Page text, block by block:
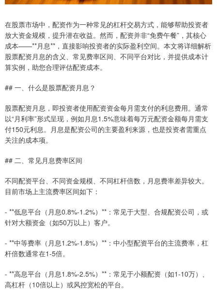
在股票市场中，配资作为一种常见的杠杆交易方式，能够帮助投资者
放大资金规模，提升潜在收益。然而，配资并非“免费午餐”，其核心
成本——**月息**，直接影响投资者的实际盈利空间。本文将详细解析
股票配资月息的含义、常见费率区间、不同平台对比，并提供成本计
算实例，助您合理评估配资成本。
## 一、什么是股票配资月息？
股票配资月息，即投资者使用配资资金每月需支付的利息费用。通常
以“月利率”形式呈现，例如月息1.5%意味着每万元配资金额每月需支
付150元利息。月息是配资公司的主要盈利来源，也是投资者需重点
关注的成本项。
## 二、常见月息费率区间
不同配资平台、不同资金规模、不同杠杆倍数，月息费率差异较大。
目前市场上主流费率区间如下：
- **低息平台（月息0.8%-1.2%）**：常见于大型、合规配资公司，或
针对大额资金（如50万以上）客户。
- **中等费率（月息1.2%-1.8%）**：中小型配资平台的主流费率，杠
杆倍数通常在1-5倍。
- **高息平台（月息1.8%-2.5%）**：常见于小额配资（如1-10万）、
高杠杆（10倍以上）或风控宽松的平台。